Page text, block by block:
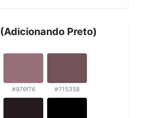
Preto)
#976f76 #715358